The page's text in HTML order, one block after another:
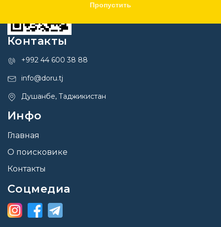
Пропустить
Контакты
+992 44 600 38 88
info@doru.tj
Душанбе, Таджикистан
Инфо
Главная
О поисковике
Контакты
Соцмедиа